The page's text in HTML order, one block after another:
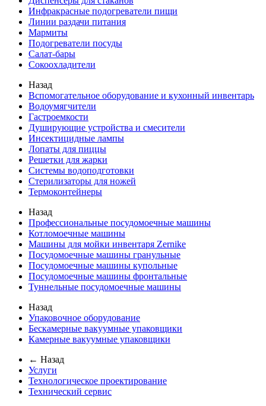
Инфракрасные подогреватели пищи
Линии раздачи питания
Мармиты
Подогреватели посуды
Салат-бары
Сокоохладители
Назад
Вспомогательное оборудование и кухонный инвентарь
Водоумягчители
Гастроемкости
Душирующие устройства и смесители
Инсектицидные лампы
Лопаты для пиццы
Решетки для жарки
Системы водоподготовки
Стерилизаторы для ножей
Термоконтейнеры
Назад
Профессиональные посудомоечные машины
Котломоечные машины
Машины для мойки инвентаря Zernike
Посудомоечные машины гранульные
Посудомоечные машины купольные
Посудомоечные машины фронтальные
Туннельные посудомоечные машины
Назад
Упаковочное оборудование
Бескамерные вакуумные упаковщики
Камерные вакуумные упаковщики
← Назад
Услуги
Технологическое проектирование
Технический сервис